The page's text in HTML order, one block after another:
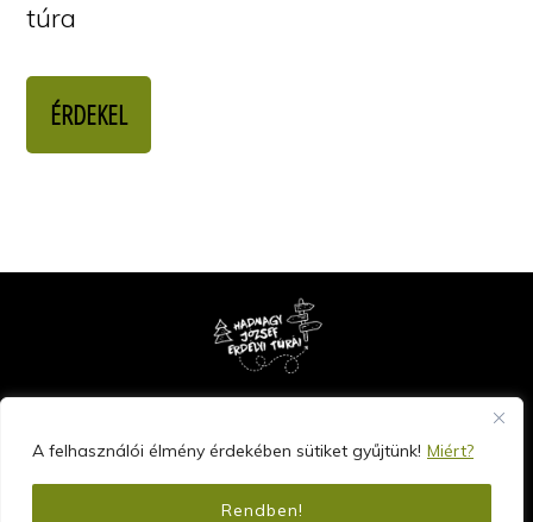
A felhasználói élmény érdekében sütiket gyűjtünk! Miért?
Rendben!
túra
ÉRDEKEL